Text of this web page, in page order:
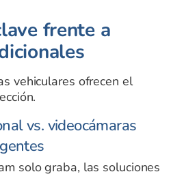
frente a
vehiculares ofrecen el
vs. videocámaras
solo graba, las soluciones